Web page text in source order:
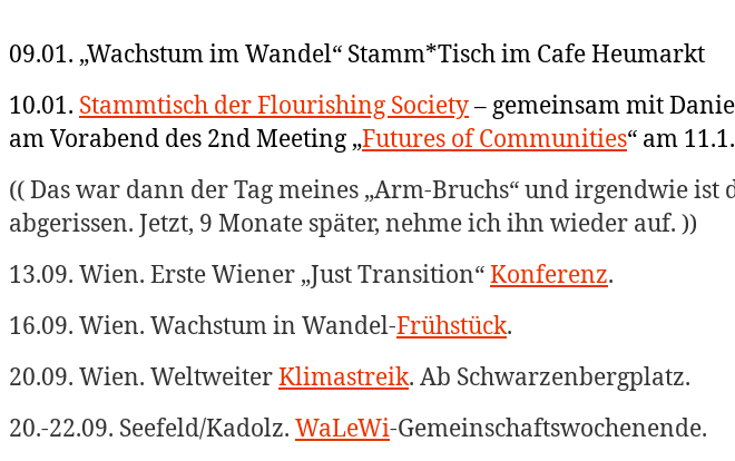
09.01. „Wachstum im Wandel“ Stamm*Tisch im Cafe Heumarkt
10.01. Stammtisch der Flourishing Society– gemeinsam mit
am Vorabend des 2nd Meeting „Futures of Communities“ am
(( Das war dann der Tag meines „Arm-Bruchs“ und irgendwie
abgerissen. Jetzt, 9 Monate später, nehme ich ihn wieder auf. ))
13.09. Wien. Erste Wiener „Just Transition“Konferenz.
16.09. Wien. Wachstum in Wandel-Frühstück.
20.09. Wien. WeltweiterKlimastreik. Ab Schwarzenbergplatz.
20.-22.09. Seefeld/Kadolz. WaLeWi-Gemeinschaftswochenende.